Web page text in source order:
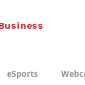
eSports